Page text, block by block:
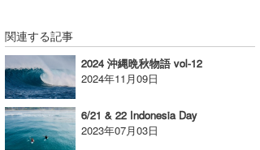
関連する記事
2024 沖縄晩秋物語 vol-12
2024年11月09日
6/21 & 22 Indonesia Day
2023年07月03日
OYZ
S.K
Soulman